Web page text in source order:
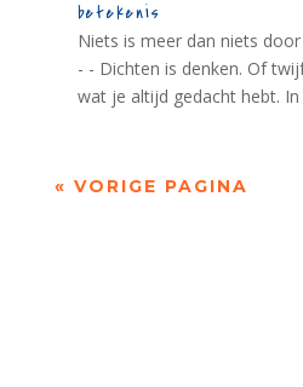
betekenis
Niets is meer dan niets
- - Dichten is denken. Of
wat je altijd gedacht hebt. In
« VORIGE PAGINA